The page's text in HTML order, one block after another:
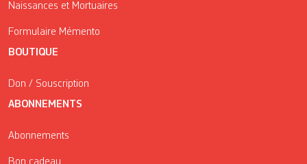
Naissances et Mortuaires
Formulaire Mémento
BOUTIQUE
Don / Souscription
ABONNEMENTS
Abonnements